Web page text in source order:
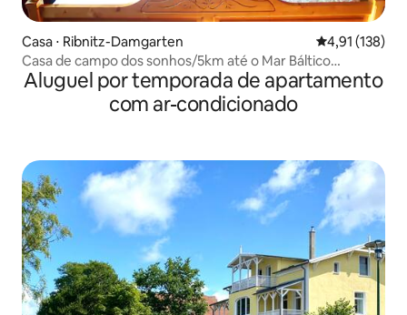
Casa ⋅ Ribnitz-Damgarten 4,91 de uma
4,91 (138)
Casa de campo dos sonhos/5km até o Mar Báltico
Natureza e mar
Aluguel por temporada de apartamento
com ar-condicionado